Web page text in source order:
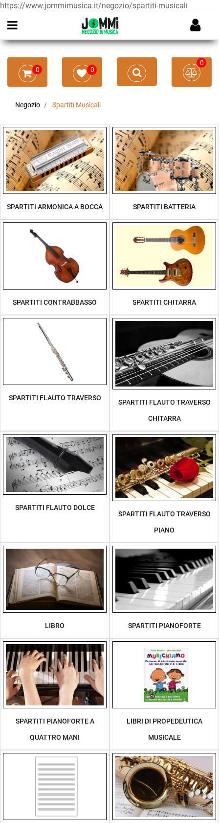
https://www.jommimusica.it/negozio/spartiti-musicali
Open menu
0 0
0
Negozio Spartiti Musicali
SPARTITI ARMONICA A BOCCA SPARTITI BATTERIA
SPARTITI CONTRABBASSO SPARTITI CHITARRA
SPARTITI FLAUTO TRAVERSO
SPARTITI FLAUTO TRAVERSO
CHITARRA
SPARTITI FLAUTO DOLCE
SPARTITI FLAUTO TRAVERSO
PIANO
LIBRO SPARTITI PIANOFORTE
SPARTITI PIANOFORTE A
QUATTRO MANI
LIBRI DI PROPEDEUTICA
MUSICALE